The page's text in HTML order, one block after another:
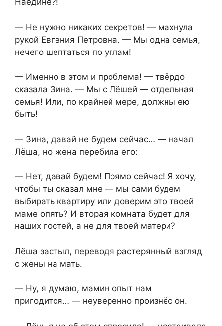
Наедине?!
— Не нужно никаких секретов! — махнула
рукой Евгения Петровна. — Мы одна семья,
нечего шептаться по углам!
— Именно в этом и проблема! — твёрдо
сказала Зина. — Мы с Лёшей — отдельная
семья! Или, по крайней мере, должны ею
быть!
— Зина, давай не будем сейчас… — начал
Лёша, но жена перебила его:
— Нет, давай будем! Прямо сейчас! Я хочу,
чтобы ты сказал мне — мы сами будем
выбирать квартиру или доверим это твоей
маме опять? И вторая комната будет для
наших гостей, а не для твоей матери?
Лёша застыл, переводя растерянный взгляд
с жены на мать.
— Ну, я думаю, мамин опыт нам
пригодится… — неуверенно произнёс он.